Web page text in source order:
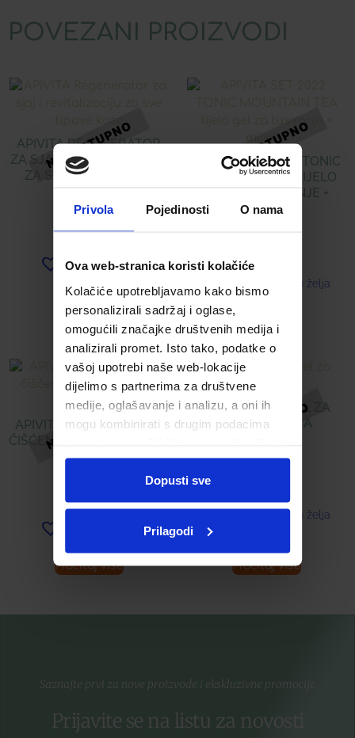
Privola Pojedinosti O nama
Ova web-stranica koristi kolačiće
Kolačiće upotrebljavamo kako bismo
personalizirali sadržaj i oglase,
omogućili značajke društvenih medija i
analizirali promet. Isto tako, podatke o
vašoj upotrebi naše web-lokacije
dijelimo s partnerima za društvene
medije, oglašavanje i analizu, a oni ih
mogu kombinirati s drugim podacima
ste upotrebljavali njihove usluge.
Dopusti sve
Prilagodi
POVEZANI PROIZVODI
APIVITA REGENERATOR
ZA SJAJ I REVITALIZACIJU
ZA SVE TIPOVE KOSE
16,27€
Dodaj u listu želja
Pročitaj više
APIVITA SET 2022 TONIC
MOUNTAIN TEA TIJELO
GEL ZA TUSIRANJE +
MLIJEKO
Dodaj u listu želja
Pročitaj više
APIVITA 3U1 MLIJEKO ZA
ČIŠĆENJE LICA S MEDOM I
KAMILICOM
Dodaj u listu želja
Pročitaj više
APIVITA CRNI GEL ZA
ČIŠĆENJE LICA
16,89€
Dodaj u listu želja
Pročitaj više
Saznajte prvi za nove proizvode i ekskluzivne promocije
Prijavite se na listu za novosti